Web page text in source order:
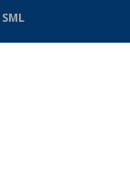
SML